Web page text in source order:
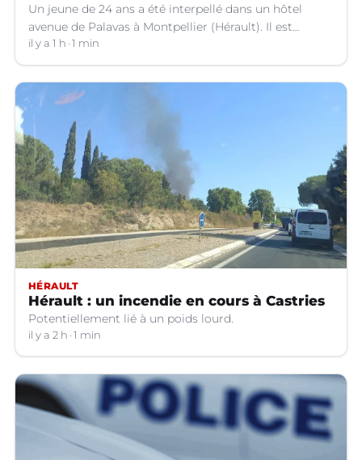
Un jeune de 24 ans a été interpellé dans un hôtel
avenue de Palavas à Montpellier (Hérault). Il est
suspecté d'avoir volé le sac d'une cliente.
il y a 1 h 1 min
HÉRAULT
Hérault : un incendie en cours à Castries
Potentiellement lié à un poids lourd.
il y a 2 h 1 min